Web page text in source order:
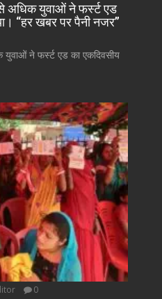
अधिक युवाओं ने फर्स्ट एड
“हर खबर पर पैनी नजर”
ने फर्स्ट एड का एकदिवसीय
0